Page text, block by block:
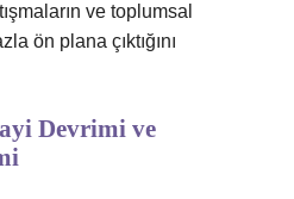
ve toplumsal
ön plana çıktığını
Devrimi ve